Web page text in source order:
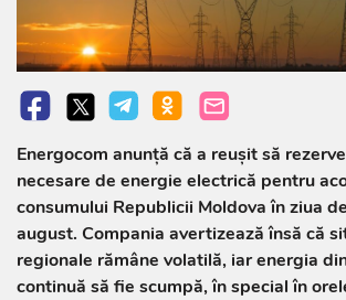
Energocom anunță că a reușit să
necesare de energie electrică pentru
consumului Republicii Moldova în ziua
august. Compania avertizează însă că
regionale rămâne volatilă, iar energia
continuă să fie scumpă, în special în